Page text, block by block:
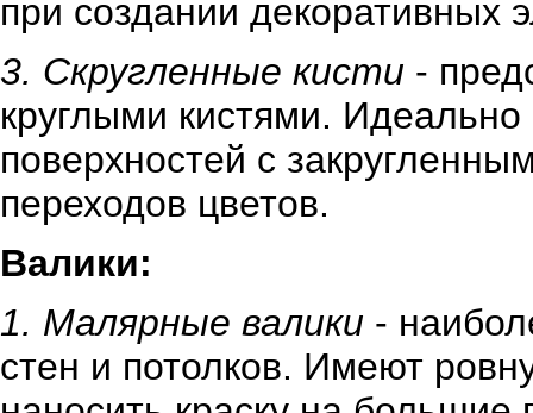
при создании декоративных
3. Скругленные кисти -
круглыми кистями.
поверхностей с
переходов цветов.
Валики:
1. Малярные валики -
стен и потолков. Имеют